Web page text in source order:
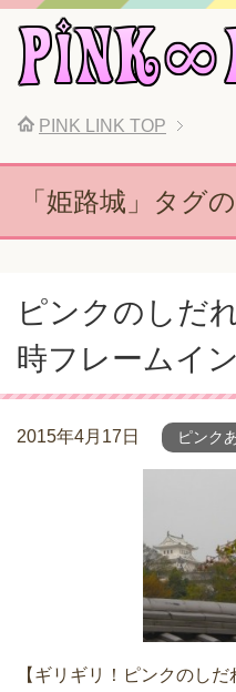
PINK LINK TOP
「姫路城」タグ
ピンクのしだ
時フレームイ
2015年4月17日 ピンク
【ギリギリ！ピンクのし